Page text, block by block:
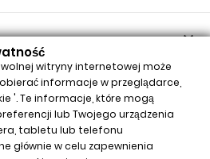


witryny internetowej może
informacje w przeglądarce,
'. Te informacje, które mogą
lub Twojego urządzenia
tabletu lub telefonu
głównie w celu zapewnienia